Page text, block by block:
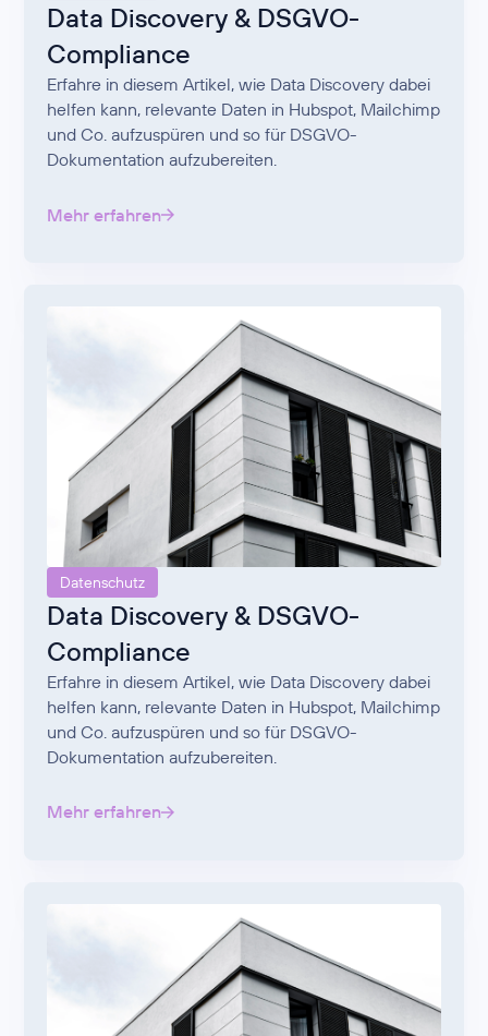
Data Discovery & DSGVO-
Compliance
Erfahre in diesem Artikel, wie Data Discovery dabei
helfen kann, relevante Daten in Hubspot, Mailchimp
und Co. aufzuspüren und so für DSGVO-
Dokumentation aufzubereiten.
Mehr erfahren
Datenschutz
Data Discovery & DSGVO-
Compliance
Erfahre in diesem Artikel, wie Data Discovery dabei
helfen kann, relevante Daten in Hubspot, Mailchimp
und Co. aufzuspüren und so für DSGVO-
Dokumentation aufzubereiten.
Mehr erfahren